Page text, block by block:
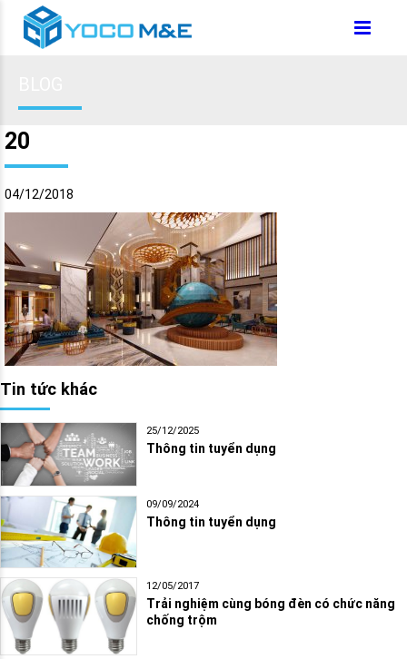
20
04/12/2018
Tin tức khác
25/12/2025
Thông tin tuyển dụng
09/09/2024
Thông tin tuyển dụng
12/05/2017
Trải nghiệm cùng bóng đèn có chức năng
chống trộm